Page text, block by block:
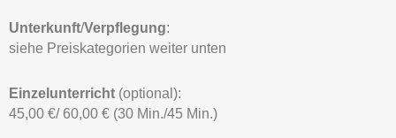
Unterkunft/Verpflegung:
siehe Preiskategorien weiter unten
Einzelunterricht (optional):
45,00 €/ 60,00 € (30 Min./45 Min.)